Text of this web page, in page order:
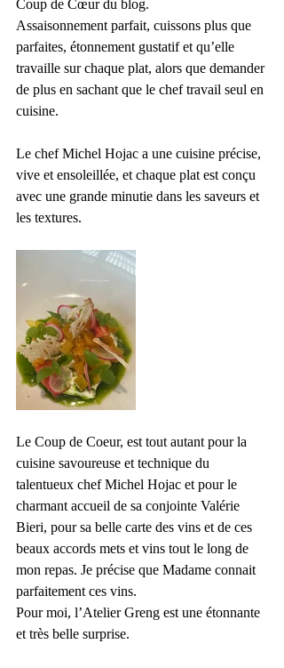
Coup de Cœur du blog.
Assaisonnement parfait, cuissons plus que
parfaites, étonnement gustatif et qu’elle
travaille sur chaque plat, alors que demander
de plus en sachant que le chef travail seul en
cuisine.
Le chef Michel Hojac a une cuisine précise,
vive et ensoleillée, et chaque plat est conçu
avec une grande minutie dans les saveurs et
les textures.
Le Coup de Coeur, est tout autant pour la
cuisine savoureuse et technique du
talentueux chef Michel Hojac et pour le
charmant accueil de sa conjointe Valérie
Bieri, pour sa belle carte des vins et de ces
beaux accords mets et vins tout le long de
mon repas. Je précise que Madame connait
parfaitement ces vins.
Pour moi, l’Atelier Greng est une étonnante
et très belle surprise.